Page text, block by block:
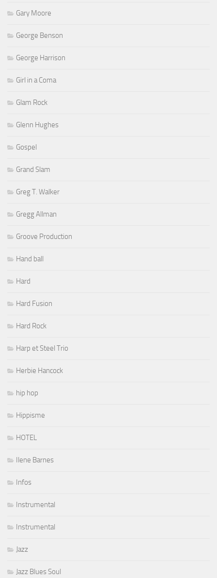
Gary Moore
George Benson
George Harrison
Girl in a Coma
Glam Rock
Glenn Hughes
Gospel
Grand Slam
Greg T. Walker
Gregg Allman
Groove Production
Hand ball
Hard
Hard Fusion
Hard Rock
Harp et Steel Trio
Herbie Hancock
hip hop
Hippisme
HOTEL
Ilene Barnes
Infos
Instrumental
Instrumental
Jazz
Jazz Blues Soul